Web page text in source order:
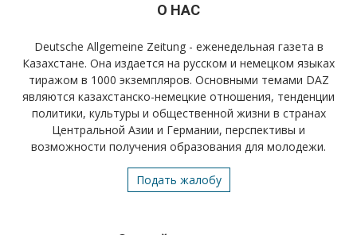
О НАС
Deutsche Allgemeine Zeitung - еженедельная газета в
Казахстане. Она издается на русском и немецком языках
тиражом в 1000 экземпляров. Основными темами DAZ
являются казахстанско-немецкие отношения, тенденции
политики, культуры и общественной жизни в странах
Центральной Азии и Германии, перспективы и
возможности получения образования для молодежи.
Подать жалобу